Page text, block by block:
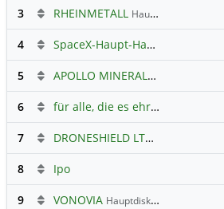
3 RHEINMETALL Hauptdiskussion
4 SpaceX-Haupt-Hauptforum
5 APOLLO MINERALS
6 für alle, die es ehrlich meinen beim Traden.
7 DRONESHIELD LTD
8 Ipo
9 VONOVIA Hauptdiskussion